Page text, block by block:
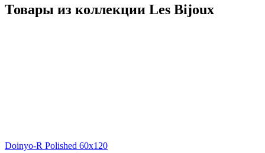
Товары из коллекции Les Bijoux
Doinyo-R Polished 60x120